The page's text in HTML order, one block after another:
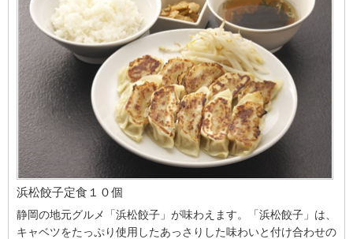
浜松餃子定食１０個
静岡の地元グルメ「浜松餃子」が味わえます。「浜松餃子」は、
キャベツをたっぷり使用したあっさりした味わいと付け合わせの